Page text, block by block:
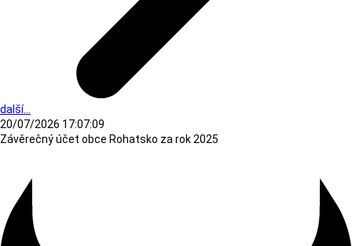
další...
20/07/2026 17:07:09
Závěrečný účet obce Rohatsko za rok 2025